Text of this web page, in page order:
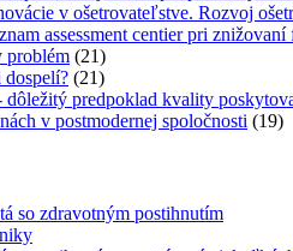
v ošetrovateľstve. Rozvoj
assessment centier pri
problém (21)
dospelí? (21)
predpoklad kvality
v postmodernej spoločnosti (19)
so zdravotným postihnutím